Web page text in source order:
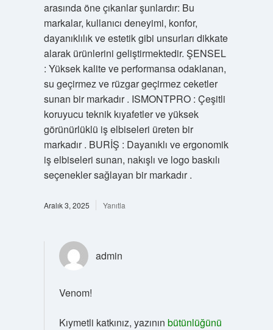
arasında öne çıkanlar şunlardır: Bu
markalar, kullanıcı deneyimi, konfor,
dayanıklılık ve estetik gibi unsurları dikkate
alarak ürünlerini geliştirmektedir. ŞENSEL
: Yüksek kalite ve performansa odaklanan,
su geçirmez ve rüzgar geçirmez ceketler
sunan bir markadır . ISMONTPRO : Çeşitli
koruyucu teknik kıyafetler ve yüksek
görünürlüklü iş elbiseleri üreten bir
markadır . BURİŞ : Dayanıklı ve ergonomik
iş elbiseleri sunan, nakışlı ve logo baskılı
seçenekler sağlayan bir markadır .
Aralık 3, 2025 Yanıtla
admin
Venom!
Kıymetli katkınız, yazının bütünlüğünü